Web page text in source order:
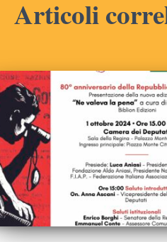
Articoli